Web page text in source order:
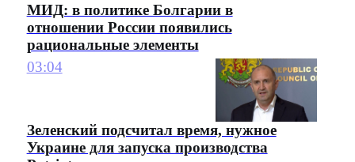
МИД: в политике Болгарии в
отношении России появились
рациональные элементы
03:04
Зеленский подсчитал время, нужное
Украине для запуска производства